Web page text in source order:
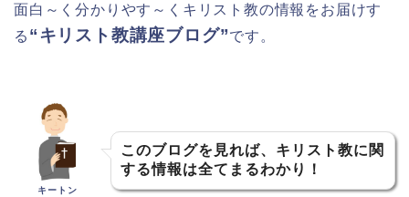
面白～く分かりやす～くキリスト教の情報をお届けす
る “キリスト教講座ブログ”です。
キートン
このブログを見れば、キリスト教に関
する情報は全てまるわかり！